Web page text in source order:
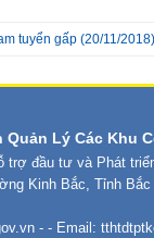
tuyển gấp (20/11/2018)
Lý Các Khu
trợ đầu tư và Phát
Kinh Bắc, Tỉnh Bắc
- - Email: